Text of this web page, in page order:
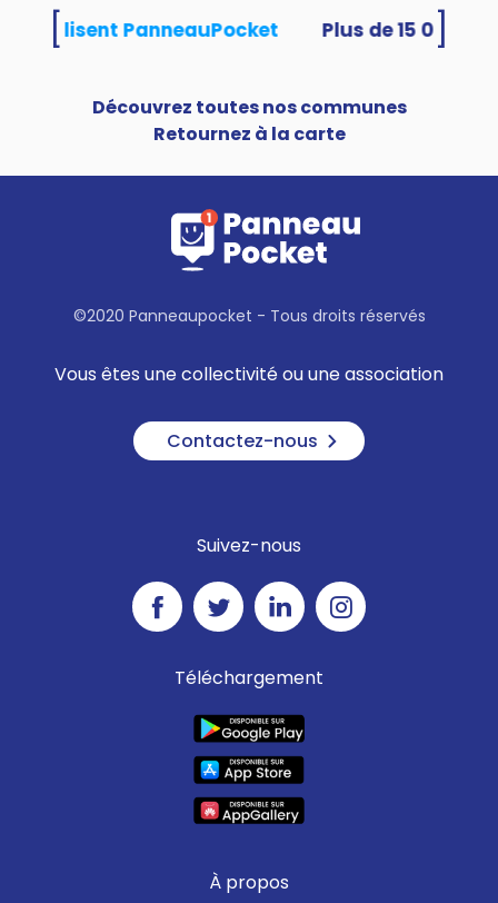
utilisent PanneauPocket
Découvrez toutes nos communes
Retournez à la carte
©2020 Panneaupocket - Tous droits réservés
Vous êtes une collectivité ou une association
Contactez-nous
Suivez-nous
Téléchargement
À propos